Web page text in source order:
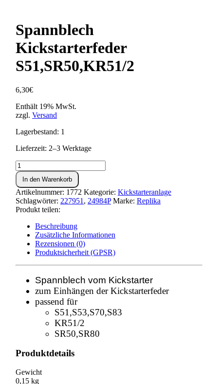
Spannblech
Kickstarterfeder
S51,SR50,KR51/2
6,30€
Enthält 19% MwSt.
zzgl. Versand
Lagerbestand: 1
Lieferzeit: 2–3 Werktage
Spannblech
Kickstarterfeder
S51,SR50,KR51/2
Menge
In den Warenkorb
Artikelnummer: 1772 Kategorie: Kickstarteranlage
Schlagwörter: 227951 , 24984P Marke: Replika
Produkt teilen:
Beschreibung
Zusätzliche Informationen
Rezensionen (0)
Produktsicherheit (GPSR)
Spannblech vom Kickstarter
zum Einhängen der Kickstarterfeder
passend für
S51,S53,S70,S83
KR51/2
SR50,SR80
Produktdetails
Gewicht
0,15 kg